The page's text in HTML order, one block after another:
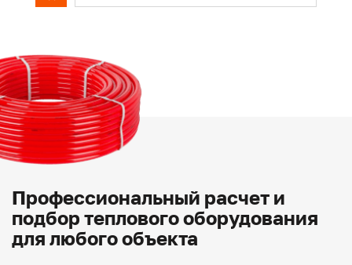
Профессиональный расчет и
подбор теплового оборудования
для любого объекта